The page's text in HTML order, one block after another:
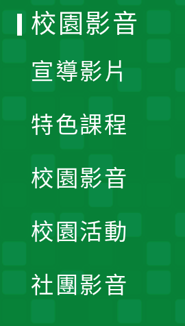
校園影音
宣導影片
特色課程
校園影音
校園活動
社團影音